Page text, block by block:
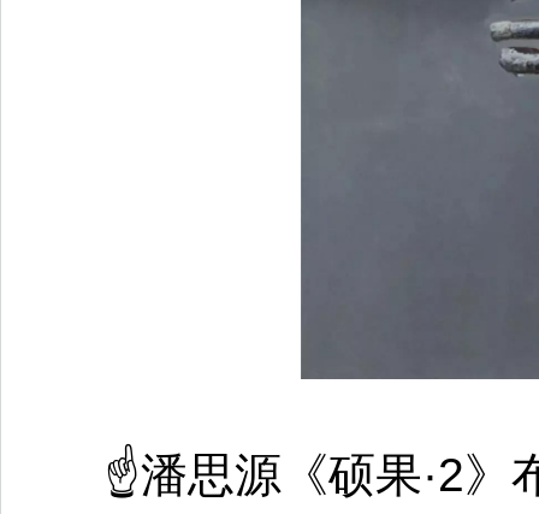
☝潘思源《硕果·2》